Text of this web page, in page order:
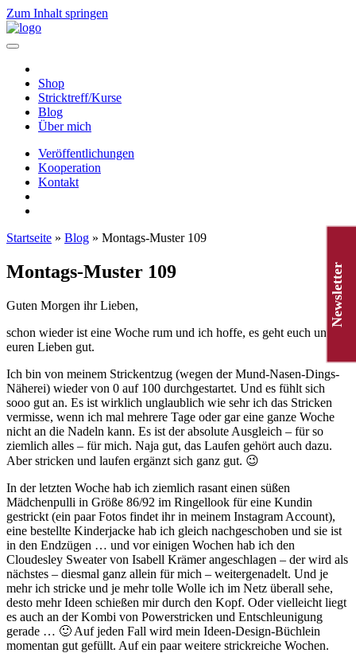
Zum Inhalt springen
Hauptnavigation
Shop
Stricktreff/Kurse
Blog
Über mich
Veröffentlichungen
Kooperation
Kontakt
Startseite » Blog » Montags-Muster 109
Montags-Muster 109
Guten Morgen ihr Lieben,
schon wieder ist eine Woche rum und ich hoffe, es geht euch und
euren Lieben gut.
Ich bin von meinem Strickentzug (wegen der Mund-Nasen-Dings-
Näherei) wieder von 0 auf 100 durchgestartet. Und es fühlt sich
sooo gut an. Es ist wirklich unglaublich wie sehr ich das Stricken
vermisse, wenn ich mal mehrere Tage oder gar eine ganze Woche
nicht an die Nadeln kann. Es ist der absolute Ausgleich – für so
ziemlich alles – für mich. Naja gut, das Laufen gehört auch dazu.
Aber stricken und laufen ergänzt sich ganz gut. 😉
In der letzten Woche hab ich ziemlich rasant einen süßen
Mädchenpulli in Größe 86/92 im Ringellook für eine Kundin
gestrickt (ein paar Fotos findet ihr in meinem Instagram Account),
eine bestellte Kinderjacke hab ich gleich nachgeschoben und sie ist
in den Endzügen … und vor einigen Wochen hab ich den
Cloudesley Sweater von Isabell Krämer angeschlagen – der wird als
nächstes – diesmal ganz allein für mich – weitergenadelt. Und je
mehr ich stricke und je mehr tolle Wolle ich im Netz überall sehe,
desto mehr Ideen schießen mir durch den Kopf. Oder vielleicht liegt
es auch an der Kombi von Powerstricken und Entschleunigung
gerade … 🙂 Auf jeden Fall wird mein Ideen-Design-Büchlein
momentan gut gefüllt. Auf ein paar weitere strickreiche Wochen.
Newsletter